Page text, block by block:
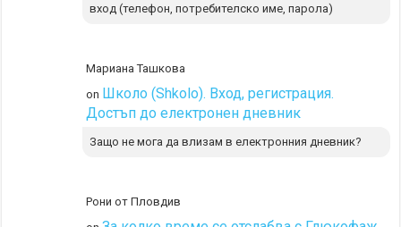
вход (телефон, потребителско име, парола)
Мариана Ташкова
on Школо (Shkolo). Вход, регистрация.
Достъп до електронен дневник
Защо не мога да влизам в електронния дневник?
Рони от Пловдив